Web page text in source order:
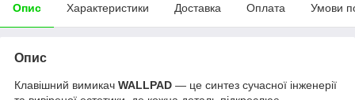
Опис Характеристики Доставка Оплата Умови
Опис
Клавішний вимикач WALLPAD — це синтез сучасної інженерії